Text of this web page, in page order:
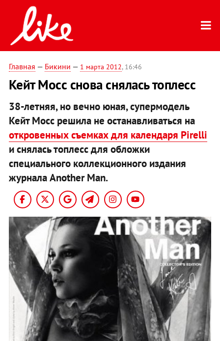
Главная — Бикини — 1 марта 2012, 16:46
Кейт Мосс снова снялась топлесс
38-летняя, но вечно юная, супермодель
Кейт Мосс решила не останавливаться на
откровенных съемках для календаря Pirelli
и снялась топлесс для обложки
специального коллекционного издания
журнала Another Man.